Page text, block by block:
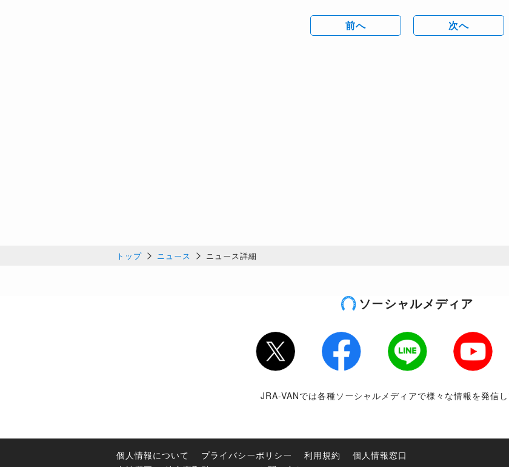
前へ 次へ
トップ ニュース ニュース詳細
ソーシャルメディア
Twitter Facebook LINE Youtube
JRA-VANでは各種ソーシャルメディアで様々な情報を発信し
個人情報について プライバシーポリシー 利用規約
個人情報窓口